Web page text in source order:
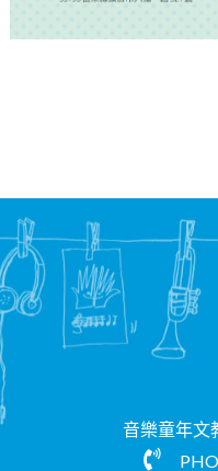
音樂童年文